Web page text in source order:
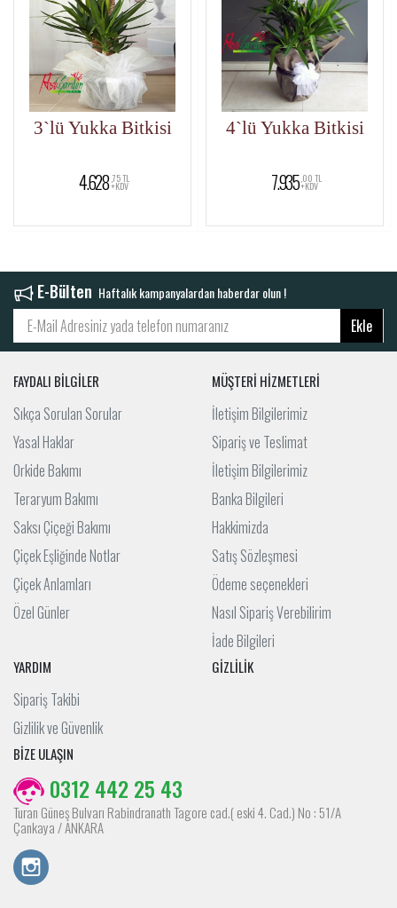
3`lü Yukka Bitkisi
4.628 ,75 TL
+KDV
4`lü Yukka Bitkisi
7.935 ,00 TL
+KDV
E-Bülten Haftalık kampanyalardan haberdar olun !
Ekle
FAYDALI BİLGİLER
Sıkça Sorulan Sorular
Yasal Haklar
Orkide Bakımı
Teraryum Bakımı
Saksı Çiçeği Bakımı
Çiçek Eşliğinde Notlar
Çiçek Anlamları
Özel Günler
MÜŞTERİ HİZMETLERİ
İletişim Bilgilerimiz
Sipariş ve Teslimat
İletişim Bilgilerimiz
Banka Bilgileri
Hakkimizda
Satış Sözleşmesi
Ödeme seçenekleri
Nasıl Sipariş Verebilirim
İade Bilgileri
YARDIM
Sipariş Takibi
Gizlilik ve Güvenlik
GİZLİLİK
BİZE ULAŞIN
0312 442 25 43
Turan Güneş Bulvarı Rabindranath Tagore cad.( eski 4. Cad.) No : 51/A
Çankaya / ANKARA